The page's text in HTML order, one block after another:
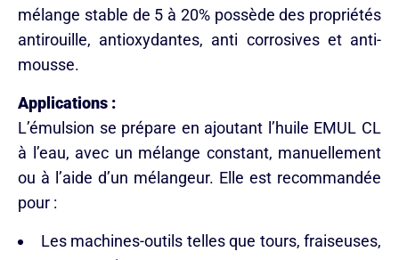
mélange stable de 5 à 20% possède des propriétés
antirouille, antioxydantes, anti corrosives et anti-
mousse.
Applications :
L’émulsion se prépare en ajoutant l’huile EMUL CL
à l’eau, avec un mélange constant, manuellement
ou à l’aide d’un mélangeur. Elle est recommandée
pour :
Les machines-outils telles que tours, fraiseuses,